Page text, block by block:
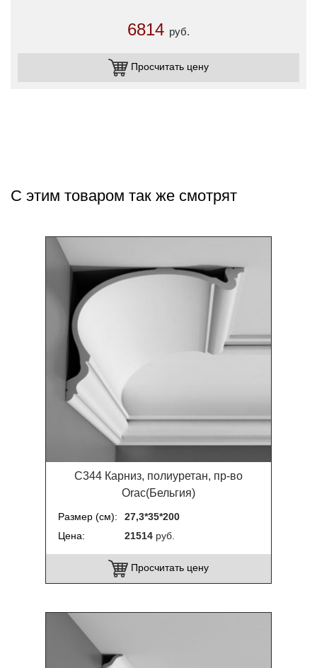
6814 руб.
Просчитать цену
С этим товаром так же смотрят
C344 Карниз, полиуретан, пр-во
Orac(Бельгия)
Размер (см)
27,3*35*200
Цена
21514 руб.
Просчитать цену